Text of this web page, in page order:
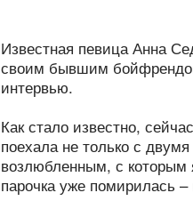
Известная певица Анна
своим бывшим
интервью.
Как стало известно,
поехала не только с
возлюбленным, с которым
парочка уже помирилась